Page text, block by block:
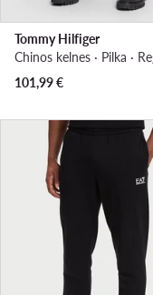
Tommy Hilfiger
101,99€